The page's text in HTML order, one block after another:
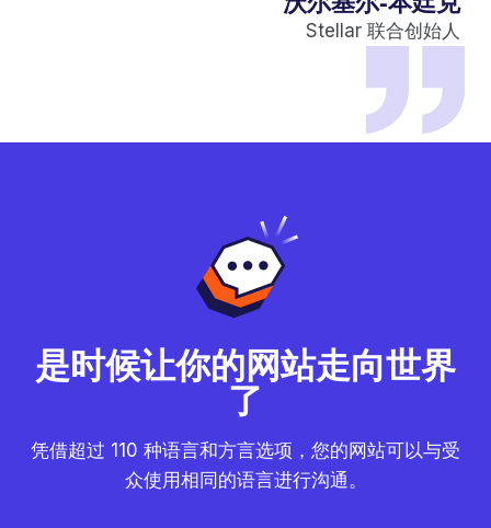
Stellar 联合创始人
是时候让你的网站走向世界
了
凭借超过 110 种语言和方言选项，您的网站可以与受
众使用相同的语言进行沟通。